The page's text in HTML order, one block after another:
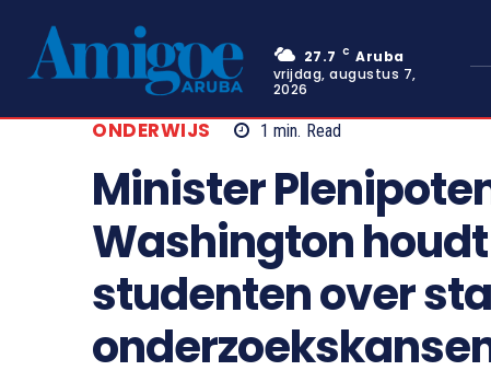
27.7 C Aruba
vrijdag, augustus 7,
2026
ONDERWIJS 1 min. Read
Minister
Washington
studenten over